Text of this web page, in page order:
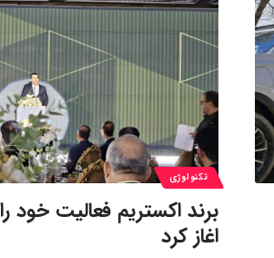
تکنولوژی
برند اکستریم فعالیت خود
اغاز کرد